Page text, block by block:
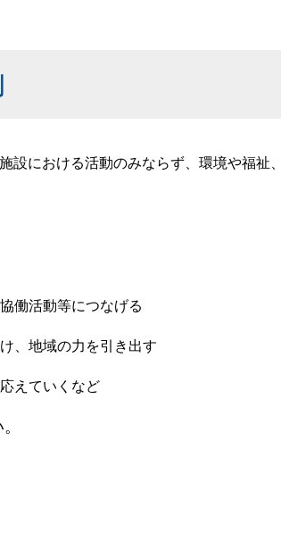
における活動のみならず、環境や福
働活動等につなげる
、地域の力を引き出す
えていくなど